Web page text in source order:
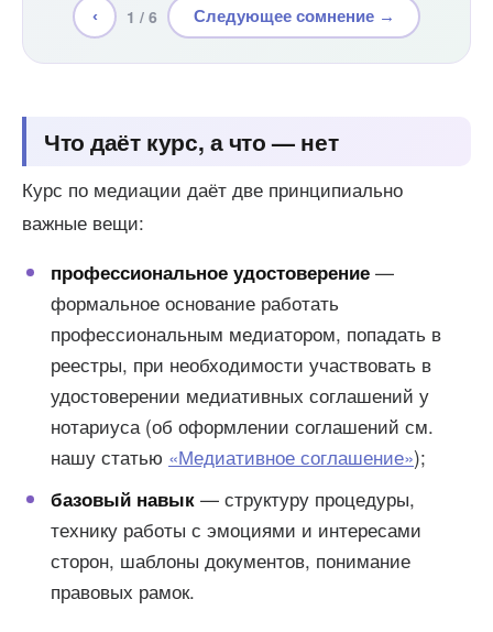
‹ 1 / 6 Следующее сомнение →
Что даёт курс, а что — нет
Курс по медиации даёт две принципиально
важные вещи:
профессиональное удостоверение —
формальное основание работать
профессиональным медиатором, попадать в
реестры, при необходимости участвовать в
удостоверении медиативных соглашений у
нотариуса (об оформлении соглашений см.
нашу статью «Медиативное соглашение»);
базовый навык — структуру процедуры,
технику работы с эмоциями и интересами
сторон, шаблоны документов, понимание
правовых рамок.